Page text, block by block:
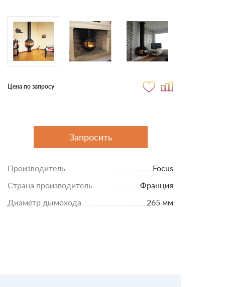
Цена по запросу
Запросить
Производитель
Focus
Страна производитель
Франция
Диаметр дымохода
265 мм